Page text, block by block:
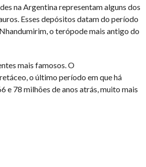
na Argentina representam alguns dos
Esses depósitos datam do período
o terópode mais antigo do
mais famosos. O
o último período em que há
e 78 milhões de anos atrás, muito mais